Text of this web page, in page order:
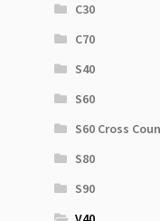
C30
C70
S40
S60
S60 Cross
S80
S90